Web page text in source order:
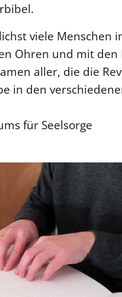
viele Menschen
Ohren und mit den
aller, die die
in den
für Seelsorge